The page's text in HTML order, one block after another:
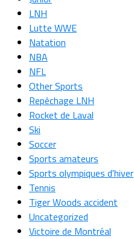
LNH
Lutte WWE
Natation
NBA
NFL
Other Sports
Repêchage LNH
Rocket de Laval
Ski
Soccer
Sports amateurs
Sports olympiques d'hiver
Tennis
Tiger Woods accident
Uncategorized
Victoire de Montréal